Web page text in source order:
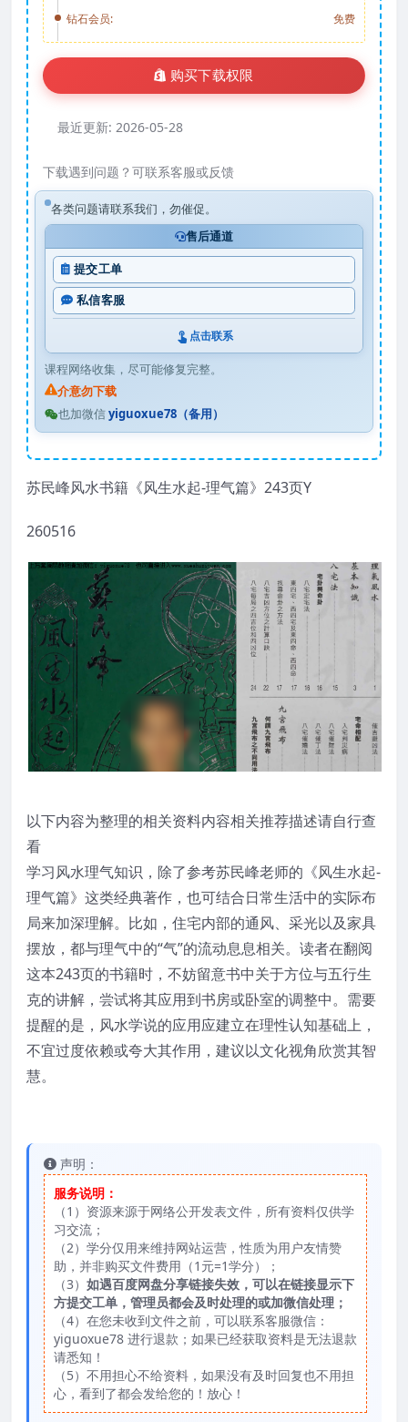
钻石会员:
免费
购买下载权限
最近更新: 2026-05-28
下载遇到问题？可联系客服或反馈
各类问题请联系我们，勿催促。
售后通道
提交工单
私信客服
点击联系
课程网络收集，尽可能修复完整。
介意勿下载
也加微信yiguoxue78（备用）
苏民峰风水书籍《风生水起-理气篇》243页Y
260516
以下内容为整理的相关资料内容相关推荐描述请自行查
看
学习风水理气知识，除了参考苏民峰老师的《风生水起-
理气篇》这类经典著作，也可结合日常生活中的实际布
局来加深理解。比如，住宅内部的通风、采光以及家具
摆放，都与理气中的“气”的流动息息相关。读者在翻阅
这本243页的书籍时，不妨留意书中关于方位与五行生
克的讲解，尝试将其应用到书房或卧室的调整中。需要
提醒的是，风水学说的应用应建立在理性认知基础上，
不宜过度依赖或夸大其作用，建议以文化视角欣赏其智
慧。
声明：
服务说明：
（1）资源来源于网络公开发表文件，所有资料仅供学
习交流；
（2）学分仅用来维持网站运营，性质为用户友情赞
助，并非购买文件费用（1元=1学分）；
（3） 如遇百度网盘分享链接失效，可以在链接显示下
方提交工单，管理员都会及时处理的或加微信处理；
（4）在您未收到文件之前，可以联系客服微信：
yiguoxue78 进行退款；如果已经获取资料是无法退款
请悉知！
（5）不用担心不给资料，如果没有及时回复也不用担
心，看到了都会发给您的！放心！